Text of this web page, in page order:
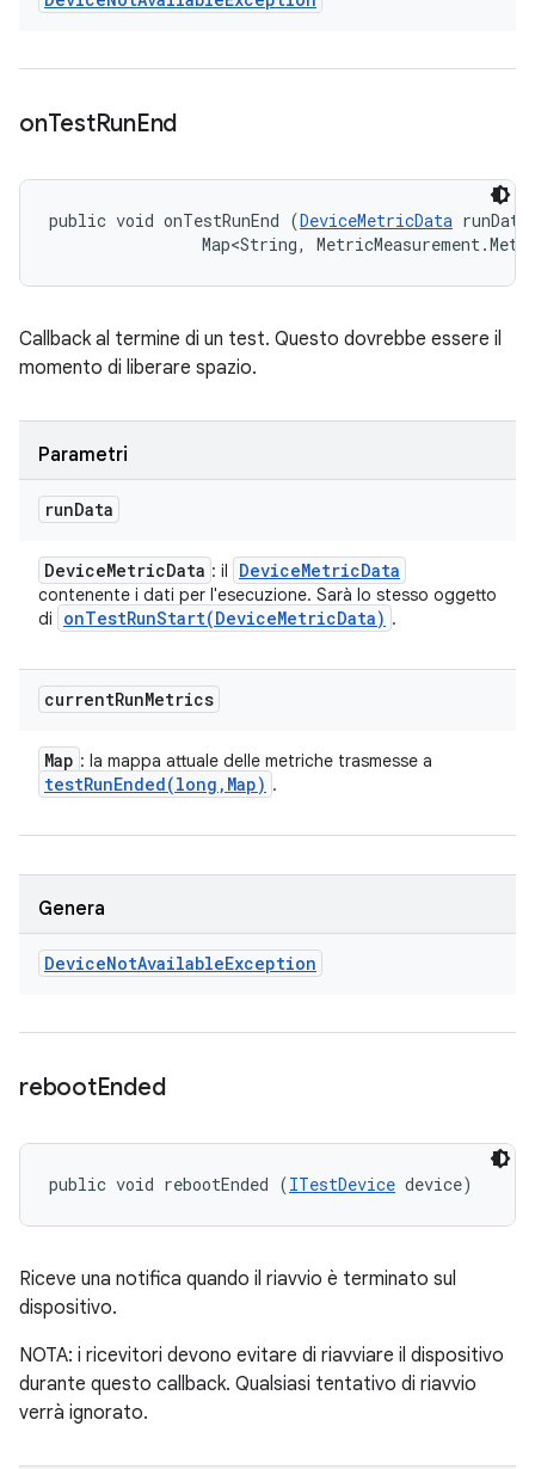
onTestRunEnd
public void onTestRunEnd (DeviceMetricData
Map<String,
Callback al termine di un test. Questo dovrebbe essere il
momento di liberare spazio.
Parametri
runData
DeviceMetricData : il DeviceMetricData
contenente i dati per l'esecuzione. Sarà lo stesso oggetto
di
onTestRunStart(DeviceMetricData) .
currentRunMetrics
Map : la mappa attuale delle metriche trasmesse a
testRunEnded(long , Map) .
Genera
DeviceNotAvailableException
rebootEnded
public void rebootEnded (ITestDevice device)
Riceve una notifica quando il riavvio è terminato sul
dispositivo.
NOTA: i ricevitori devono evitare di riavviare il dispositivo
durante questo callback. Qualsiasi tentativo di riavvio
verrà ignorato.